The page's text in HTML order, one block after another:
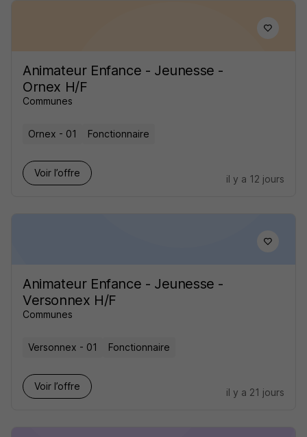
Animateur Enfance - Jeunesse -
Ornex H/F
Communes
Ornex - 01 Fonctionnaire
Voir l’offre
il y a 12 jours
Animateur Enfance - Jeunesse -
Versonnex H/F
Communes
Versonnex - 01 Fonctionnaire
Voir l’offre
il y a 21 jours